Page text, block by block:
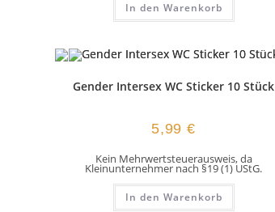
In den Warenkorb
Gender Intersex WC Sticker 10 Stück
5,99€
Kein Mehrwertsteuerausweis, da
Kleinunternehmer nach §19 (1) UStG.
In den Warenkorb